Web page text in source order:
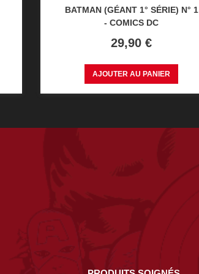
BATMAN (GÉANT 1° SÉRIE) N° 1
- COMICS DC
Prix
29,90 €
AJOUTER AU PANIER